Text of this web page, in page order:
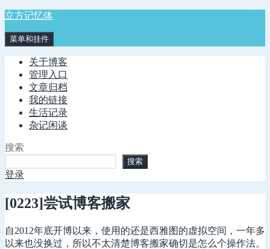
跳
内
立方记忆体
菜单和挂件
关于博客
管理入口
文章归档
我的链接
生活记录
杂记闲谈
搜索
搜索
登录
[0223]尝试博客搬家
自2012年底开博以来，使用的还是西雅图的虚拟空间，一年多
以来也没换过，所以不太清楚博客搬家确切是怎么个操作法。